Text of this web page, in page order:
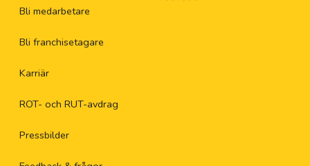
Bli medarbetare
Bli franchisetagare
Karriär
ROT- och RUT-avdrag
Pressbilder